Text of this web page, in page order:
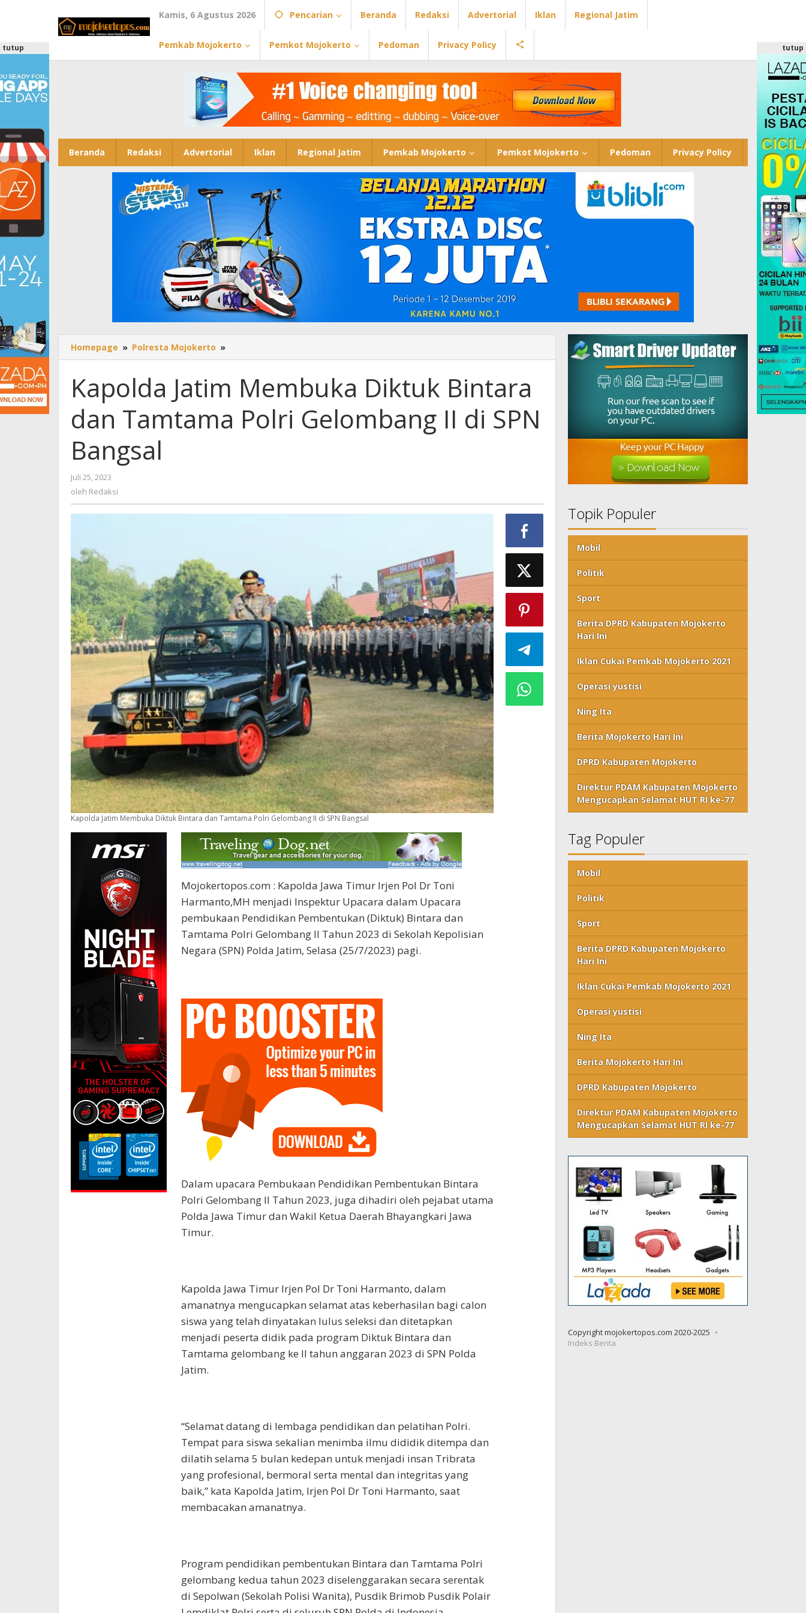
Kamis, 6 Agustus 2026 Pencarian Beranda Redaksi Advertorial Iklan Regional Jatim
Pemkab Mojokerto Pemkot Mojokerto Pedoman Privacy Policy
Beranda Redaksi Advertorial Iklan Regional Jatim Pemkab Mojokerto Pemkot Mojokerto Pedoman Privacy Policy
tutup tutup
Homepage » Polresta Mojokerto »
Jatim
Diktuk
Bintara
dan
Tamtama
Kapolda Jatim Membuka Diktuk Bintara
dan Tamtama Polri Gelombang II di SPN
Bangsal
Juli 25, 2023
oleh Redaksi
Kapolda Jatim Membuka Diktuk Bintara dan Tamtama Polri Gelombang II di SPN Bangsal
Mojokertopos.com : Kapolda Jawa Timur Irjen Pol Dr Toni
Harmanto,MH menjadi Inspektur Upacara dalam Upacara
pembukaan Pendidikan Pembentukan (Diktuk) Bintara dan
Tamtama Polri Gelombang II Tahun 2023 di Sekolah Kepolisian
Negara (SPN) Polda Jatim, Selasa (25/7/2023) pagi.
Dalam upacara Pembukaan Pendidikan Pembentukan Bintara
Polri Gelombang II Tahun 2023, juga dihadiri oleh pejabat utama
Polda Jawa Timur dan Wakil Ketua Daerah Bhayangkari Jawa
Timur.
Kapolda Jawa Timur Irjen Pol Dr Toni Harmanto, dalam
amanatnya mengucapkan selamat atas keberhasilan bagi calon
siswa yang telah dinyatakan lulus seleksi dan ditetapkan
menjadi peserta didik pada program Diktuk Bintara dan
Tamtama gelombang ke II tahun anggaran 2023 di SPN Polda
Jatim.
“Selamat datang di lembaga pendidikan dan pelatihan Polri.
Tempat para siswa sekalian menimba ilmu dididik ditempa dan
dilatih selama 5 bulan kedepan untuk menjadi insan Tribrata
yang profesional, bermoral serta mental dan integritas yang
baik,” kata Kapolda Jatim, Irjen Pol Dr Toni Harmanto, saat
membacakan amanatnya.
Program pendidikan pembentukan Bintara dan Tamtama Polri
gelombang kedua tahun 2023 diselenggarakan secara serentak
di Sepolwan (Sekolah Polisi Wanita), Pusdik Brimob Pusdik Polair
Topik Populer
Mobil
Politik
Sport
Berita DPRD Kabupaten Mojokerto
Hari Ini
Iklan Cukai Pemkab Mojokerto 2021
Operasi yustisi
Ning Ita
Berita Mojokerto Hari Ini
DPRD Kabupaten Mojokerto
Direktur PDAM Kabupaten Mojokerto
Mengucapkan Selamat HUT RI ke-77
Tag Populer
Mobil
Politik
Sport
Berita DPRD Kabupaten Mojokerto
Hari Ini
Iklan Cukai Pemkab Mojokerto 2021
Operasi yustisi
Ning Ita
Berita Mojokerto Hari Ini
DPRD Kabupaten Mojokerto
Direktur PDAM Kabupaten Mojokerto
Mengucapkan Selamat HUT RI ke-77
Copyright mojokertopos.com 2020-2025
Indeks Berita